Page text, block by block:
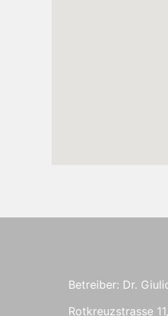
Betreiber: Dr.
Rotkreuzstrasse